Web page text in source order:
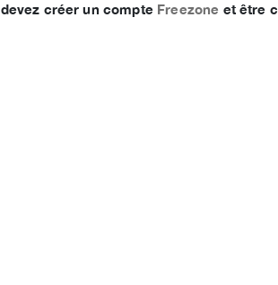
devez créer un compte Freezone et être